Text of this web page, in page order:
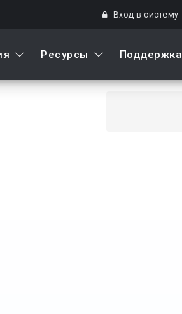
Вход в систему
Ресурсы Поддержка